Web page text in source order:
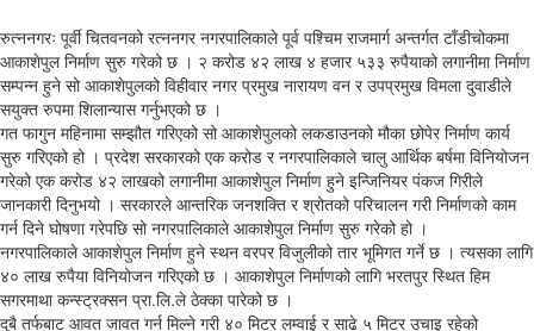
रुत्ननगरः पूर्वी चितवनको रत्ननगर नगरपालिकाले पूर्व पश्चिम राजमार्ग अन्तर्गत टाँडीचोकमा
आकाशेपुल निर्माण सुरु गरेको छ । २ करोड ४२ लाख ४ हजार ५३३ रुपैयाको लगानीमा निर्माण
सम्पन्न हुने सो आकाशेपुलको विहीवार नगर प्रमुख नारायण वन र उपप्रमुख विमला दुवाडीले
सयुक्त रुपमा शिलान्यास गर्नुभएको छ ।
गत फागुन महिनामा सम्झौत गरिएको सो आकाशेपुलको लकडाउनको मौका छोपेर निर्माण कार्य
सुरु गरिएको हो । प्रदेश सरकारको एक करोड र नगरपालिकाले चालु आर्थिक बर्षमा विनियोजन
गरेको एक करोड ४२ लाखको लगानीमा आकाशेपुल निर्माण हुने इन्जिनियर पंकज गिरीले
जानकारी दिनुभयो । सरकारले आन्तरिक जनशक्ति र श्रोतको परिचालन गरी निर्माणको काम
गर्न दिने घोषणा गरेपछि सो नगरपालिकाले आकाशेपुल निर्माण सुरु गरेको हो ।
नगरपालिकाले आकाशेपुल निर्माण हुने स्थन वरपर विजुलीको तार भूमिगत गर्ने छ । त्यसका लागि
४० लाख रुपैया विनियोजन गरिएको छ । आकाशेपुल निर्माणको लागि भरतपुर स्थित हिम
सगरमाथा कन्स्ट्रक्सन प्रा.लि.ले ठेक्का पारेको छ ।
दुबै तर्फबाट आवत जावत गर्न मिल्ने गरी ४० मिटर लम्वाई र साढे ५ मिटर उचाइ रहेको